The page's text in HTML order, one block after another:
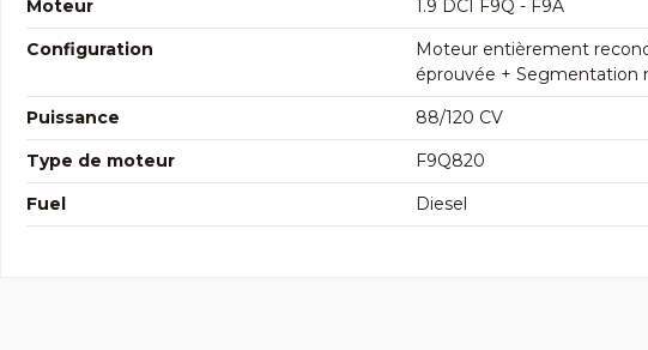
Moteur
1.9 DCI F9Q - F9A
Configuration
Moteur entièrement
éprouvée + Segmentation
Puissance
88/120 CV
Type de moteur
F9Q820
Fuel
Diesel